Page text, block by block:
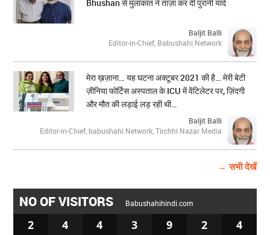
Bhushan से मुलाकात ने ताज़ा कर दीं पुरानी यादें
Baljit Balli
Editor-in-Chief, Babushahi Network
मेरा ख़ज़ाना… यह घटना अक्टूबर 2021 की है… मेरी बेटी
ज़ीनिया फोर्टिस अस्पताल के ICU में वेंटिलेटर पर, ज़िंदगी
और मौत की लड़ाई लड़ रही थी…
Baljit Balli
Editor-in-Chief, babushahi Network, Tirchhi Nazar Media
→ सभी देखें
NO OF VISITORS Babushahihindi.com
2 4 4 3 9 2 4